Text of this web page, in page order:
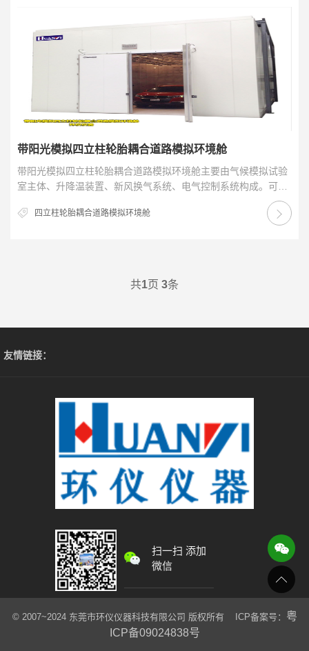
带阳光模拟四立柱轮胎耦合道路模拟环境舱
带阳光模拟四立柱轮胎耦合道路模拟环境舱主要由气候模拟试验
室主体、升降温装置、新风换气系统、电气控制系统构成。可用
四立柱轮胎耦合道路模拟环境舱
共1页 3条
友情链接：
扫一扫 添加
微信
© 2007~2024 东莞市环仪仪器科技有限公司 版权所有 ICP备案号： 粤
ICP备09024838号